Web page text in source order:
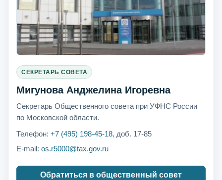
СЕКРЕТАРЬ СОВЕТА
Мигунова Анджелина Игоревна
Секретарь Общественного совета при УФНС России
по Московской области.
Телефон: +7 (495) 198-45-18, доб. 17-85
E-mail: os.r5000@tax.gov.ru
Обратиться в общественный совет